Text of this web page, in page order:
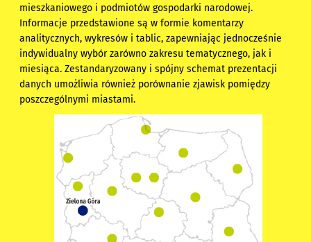
mieszkaniowego i podmiotów gospodarki narodowej.
Informacje przedstawione są w formie komentarzy
analitycznych, wykresów i tablic, zapewniając jednocześnie
indywidualny wybór zarówno zakresu tematycznego, jak i
miesiąca. Zestandaryzowany i spójny schemat prezentacji
danych umożliwia również porównanie zjawisk pomiędzy
poszczególnymi miastami.